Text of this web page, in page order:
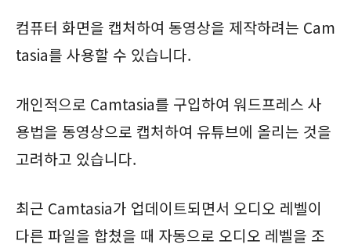
컴퓨터 화면을 캡처하여 동영상을 제작하려는 Cam
tasia를 사용할 수 있습니다.
개인적으로 Camtasia를 구입하여 워드프레스 사
용법을 동영상으로 캡처하여 유튜브에 올리는 것을
고려하고 있습니다.
최근 Camtasia가 업데이트되면서 오디오 레벨이
다른 파일을 합쳤을 때 자동으로 오디오 레벨을 조